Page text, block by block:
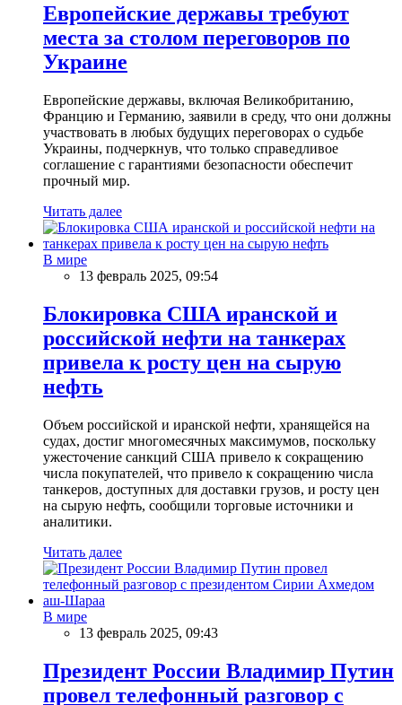
Европейские державы требуют
места за столом переговоров по
Украине
Европейские державы, включая Великобританию,
Францию и Германию, заявили в среду, что они должны
участвовать в любых будущих переговорах о судьбе
Украины, подчеркнув, что только справедливое
соглашение с гарантиями безопасности обеспечит
прочный мир.
Читать далее
В мире
13 февраль 2025, 09:54
Блокировка США иранской и
российской нефти на танкерах
привела к росту цен на сырую
нефть
Объем российской и иранской нефти, хранящейся на
судах, достиг многомесячных максимумов, поскольку
ужесточение санкций США привело к сокращению
числа покупателей, что привело к сокращению числа
танкеров, доступных для доставки грузов, и росту цен
на сырую нефть, сообщили торговые источники и
аналитики.
Читать далее
В мире
13 февраль 2025, 09:43
Президент России Владимир Путин
провел телефонный разговор с